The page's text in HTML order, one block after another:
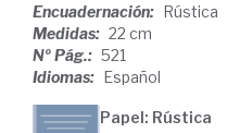
Encuadernación: Rústica
Medidas: 22 cm
Nº Pág.: 521
Idiomas: Español
Papel: Rústica